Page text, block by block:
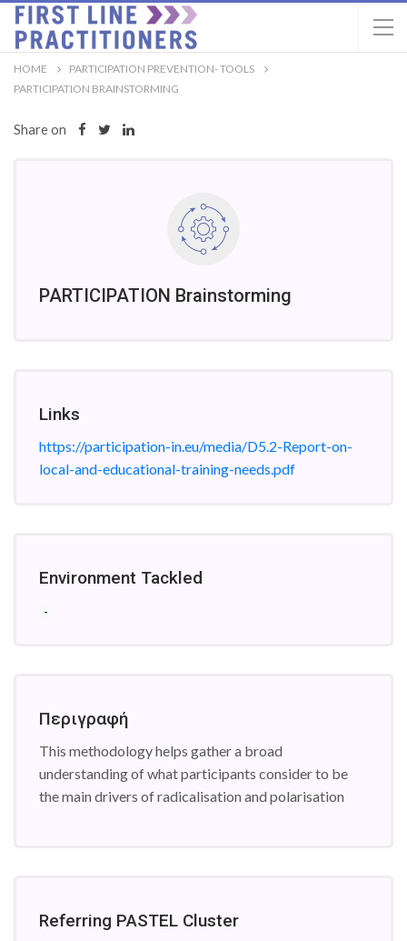
HOME
PARTICIPATION PREVENTION- TOOLS
PARTICIPATION BRAINSTORMING
Share on
PARTICIPATION Brainstorming
Links
https://participation-in.eu/media/D5.2-Report-on-
local-and-educational-training-needs.pdf
Environment Tackled
-
Περιγραφή
This methodology helps gather a broad
understanding of what participants consider to be
the main drivers of radicalisation and polarisation
Referring PASTEL Cluster